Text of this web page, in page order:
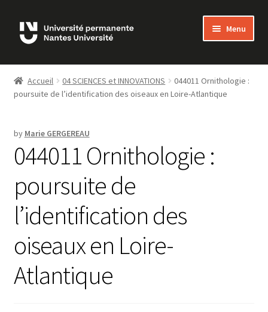
Skip
to
Skip
to
Menu
Bienvenue sur MonUP
MON COMPTE
ADHÉSIONS
LES COURS
FAQ
NOUS CONTACTER
Accueil 04 SCIENCES et INNOVATIONS
044011 Ornithologie :
poursuite de l’identification des oiseaux en Loire-Atlantique
by Marie GERGEREAU
044011 Ornithologie :
poursuite de
l’identification des
oiseaux en Loire-
Atlantique